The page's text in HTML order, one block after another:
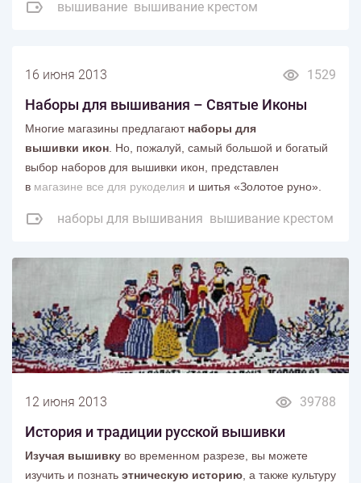
вышивание вышивание крестом
1529
16 июня 2013
Наборы для вышивания – Святые Иконы
Многие магазины предлагают наборы для
вышивки икон. Но, пожалуй, самый большой и богатый
выбор наборов для вышивки икон, представлен
в магазине все для рукоделия и шитья «Золотое руно».
наборы для вышивания вышивание крестом
39788
12 июня 2013
История и традиции русской вышивки
Изучая вышивку во временном разрезе, вы можете
изучить и познать этническую историю , а также культуру